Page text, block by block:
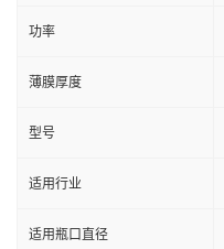
功率
薄膜厚度
型号
适用行业
适用瓶口直径